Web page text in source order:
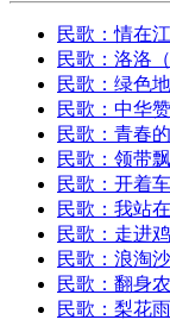
民歌：情在
民歌：洛洛
民歌：绿色
民歌：中华
民歌：青春
民歌：领带
民歌：开着
民歌：我站
民歌：走进
民歌：浪淘
民歌：翻身
民歌：梨花